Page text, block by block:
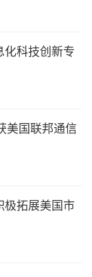
科技创新专
美国联邦通信
极拓展美国市